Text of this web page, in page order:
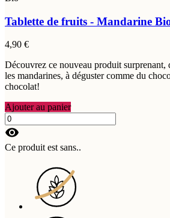
Tablette de fruits - Mandarine
4,90 €
Découvrez ce nouveau produit surprenant,
les mandarines, à déguster comme du
chocolat!
Ajouter au panier
visibility
Ce produit est sans..